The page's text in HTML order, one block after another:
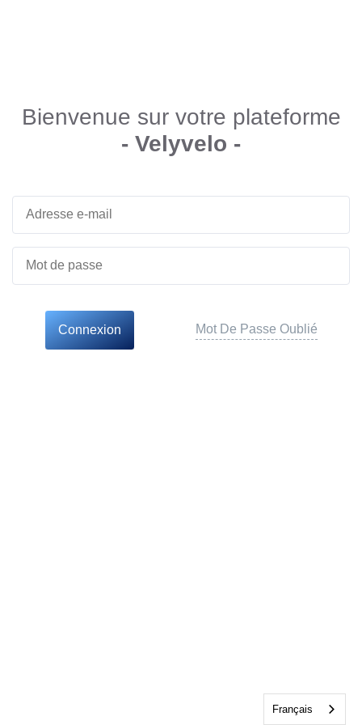
Bienvenue sur votre plateforme
- Velyvelo -
Connexion Mot De Passe Oublié
Français